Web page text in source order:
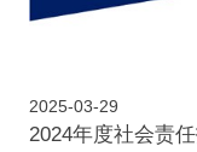
2025-03-29
2024年度社会责